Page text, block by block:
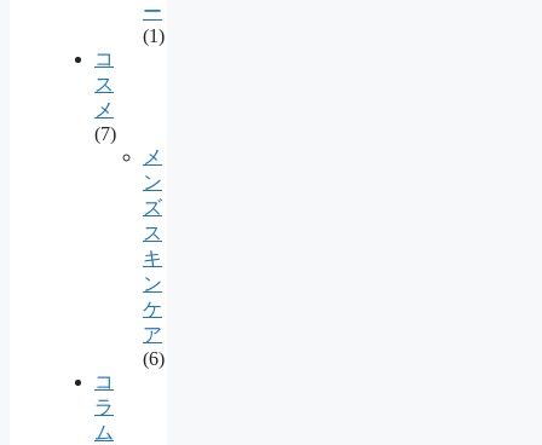
ー
(1)
コ
ス
メ
(7)
メ
ン
ズ
ス
キ
ン
ケ
ア
(6)
コ
ラ
ム